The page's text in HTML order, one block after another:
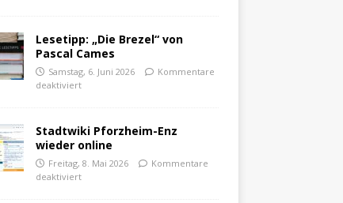
Lesetipp: „Die Brezel“ von
Pascal Cames
Samstag, 6. Juni 2026
Kommentare
deaktiviert
Stadtwiki Pforzheim-Enz
wieder online
Freitag, 8. Mai 2026
Kommentare
deaktiviert